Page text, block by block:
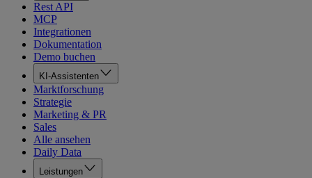
Rest API
MCP
Integrationen
Dokumentation
Demo buchen
KI-Assistenten
Marktforschung
Strategie
Marketing & PR
Sales
Alle ansehen
Daily Data
Leistungen